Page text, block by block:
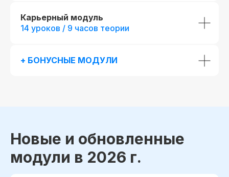
Карьерный модуль
14 уроков / 9 часов теории
+ БОНУСНЫЕ МОДУЛИ
Новые и обновленные
модули в 2026 г.
00 00
дней
00
часов минута
00
секунда